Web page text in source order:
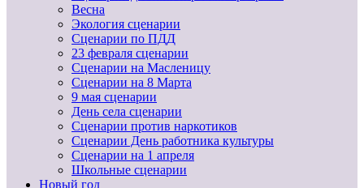
Весна
Экология сценарии
Сценарии по ПДД
23 февраля сценарии
Сценарии на Масленицу
Сценарии на 8 Марта
9 мая сценарии
День села сценарии
Сценарии против наркотиков
Сценарии День работника культуры
Сценарии на 1 апреля
Школьные сценарии
Новый год